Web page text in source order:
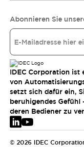
Abonnieren Sie
IDEC Corporation
von
setzt sich dafür ein,
beruhigendes Gefühl
deren Bediener zu
© 2026 IDEC